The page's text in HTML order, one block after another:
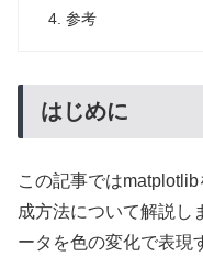
参考
はじめに
この記事では
成方法について解説し
ータを色の変化で表現